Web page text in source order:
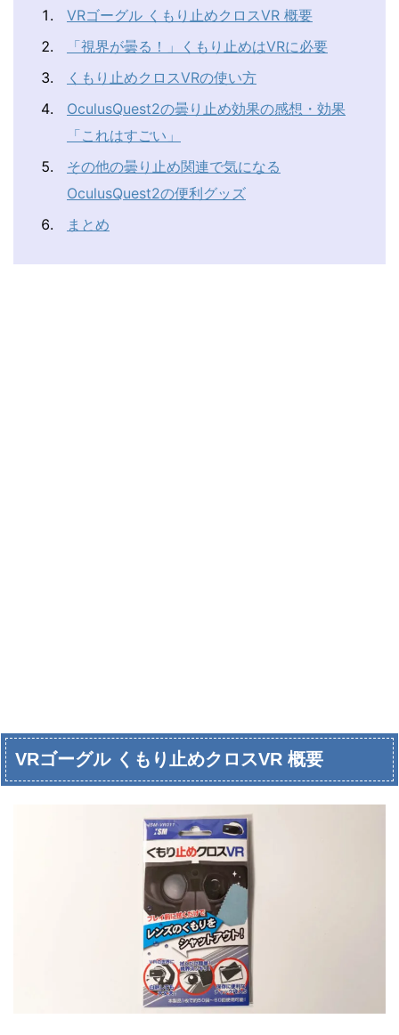
VRゴーグル くもり止めクロスVR 概要
「視界が曇る！」くもり止めはVRに必要
くもり止めクロスVRの使い方
OculusQuest2の曇り止め効果の感想・効果
「これはすごい」
その他の曇り止め関連で気になる
OculusQuest2の便利グッズ
まとめ
VRゴーグル くもり止めクロスVR 概要